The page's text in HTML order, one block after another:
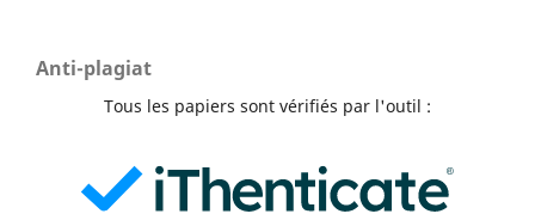
Anti-plagiat
Tous les papiers sont vérifiés par l'outil :